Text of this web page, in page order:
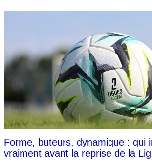
Forme, buteurs, dynamique : qui
vraiment avant la reprise de la